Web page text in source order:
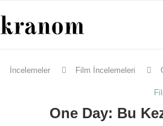
İncelemeler Film İncelemeleri
One Day: Bu